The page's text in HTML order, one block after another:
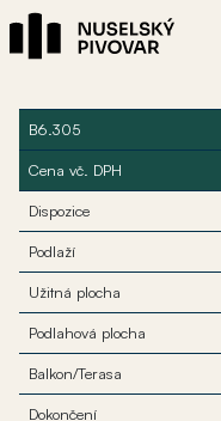
B6.305
Cena vč. DPH
Dispozice
Podlaží
Užitná plocha
Podlahová plocha
Balkon/Terasa
Dokončení